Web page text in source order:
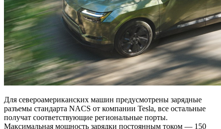
Для североамериканских машин предусмотрены зарядные
разъемы стандарта NACS от компании Tesla, все остальные
получат соответствующие региональные порты.
Максимальная мощность зарядки постоянным током — 150